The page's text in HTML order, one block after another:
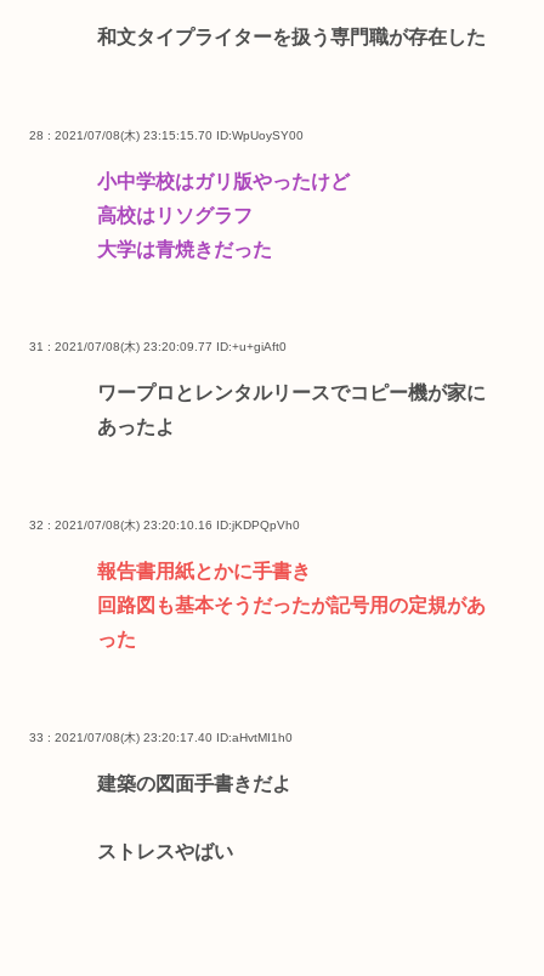
和文タイプライターを扱う専門職が存在した
28 : 2021/07/08(木) 23:15:15.70 ID:WpUoySY00
小中学校はガリ版やったけど
高校はリソグラフ
大学は青焼きだった
31 : 2021/07/08(木) 23:20:09.77 ID:+u+giAft0
ワープロとレンタルリースでコピー機が家に
あったよ
32 : 2021/07/08(木) 23:20:10.16 ID:jKDPQpVh0
報告書用紙とかに手書き
回路図も基本そうだったが記号用の定規があ
った
33 : 2021/07/08(木) 23:20:17.40 ID:aHvtMI1h0
建築の図面手書きだよ
ストレスやばい